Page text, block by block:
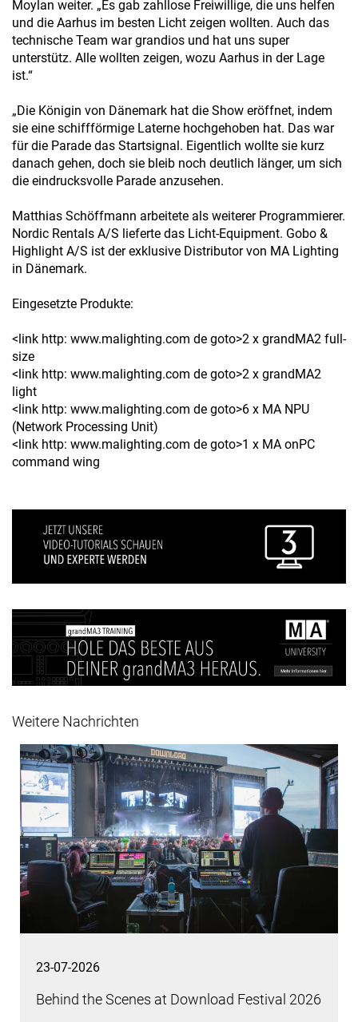
Moylan weiter. „Es gab zahllose Freiwillige, die uns helfen
und die Aarhus im besten Licht zeigen wollten. Auch das
technische Team war grandios und hat uns super
unterstütz. Alle wollten zeigen, wozu Aarhus in der Lage
ist.“
„Die Königin von Dänemark hat die Show eröffnet, indem
sie eine schiffförmige Laterne hochgehoben hat. Das war
für die Parade das Startsignal. Eigentlich wollte sie kurz
danach gehen, doch sie bleib noch deutlich länger, um sich
die eindrucksvolle Parade anzusehen.
Matthias Schöffmann arbeitete als weiterer Programmierer.
Nordic Rentals A/S lieferte das Licht-Equipment. Gobo &
Highlight A/S ist der exklusive Distributor von MA Lighting
in Dänemark.
Eingesetzte Produkte:
<link http: www.malighting.com de goto>2 x grandMA2 full-
size
<link http: www.malighting.com de goto>2 x grandMA2
light
<link http: www.malighting.com de goto>6 x MA NPU
(Network Processing Unit)
<link http: www.malighting.com de goto>1 x MA onPC
command wing
Weitere Nachrichten
23-07-2026
Behind the Scenes at Download Festival 2026